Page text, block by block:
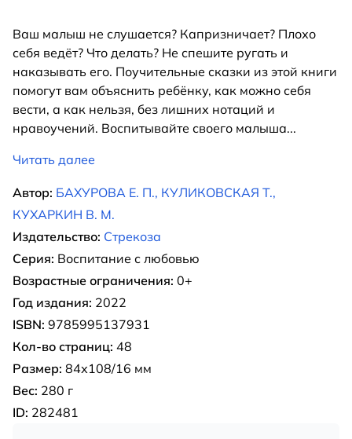
Ваш малыш не слушается? Капризничает? Плохо
себя ведёт? Что делать? Не спешите ругать и
наказывать его. Поучительные сказки из этой книги
помогут вам объяснить ребёнку, как можно себя
вести, а как нельзя, без лишних нотаций и
нравоучений. Воспитывайте своего малыша...
Читать далее
Автор: БАХУРОВА Е. П., КУЛИКОВСКАЯ Т.,
КУХАРКИН В. М.
Издательство: Стрекоза
Серия: Воспитание с любовью
Возрастные ограничения: 0+
Год издания: 2022
ISBN: 9785995137931
Кол-во страниц: 48
Размер: 84х108/16 мм
Вес: 280 г
ID: 282481